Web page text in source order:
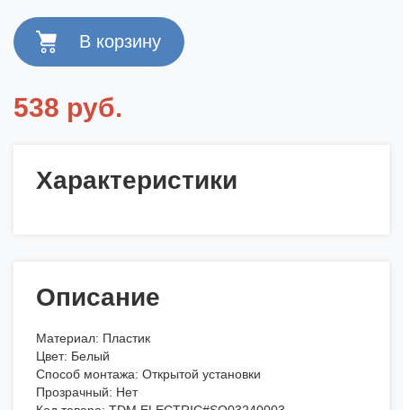
538 руб.
Характеристики
Описание
Материал: Пластик
Цвет: Белый
Способ монтажа: Открытой установки
Прозрачный: Нет